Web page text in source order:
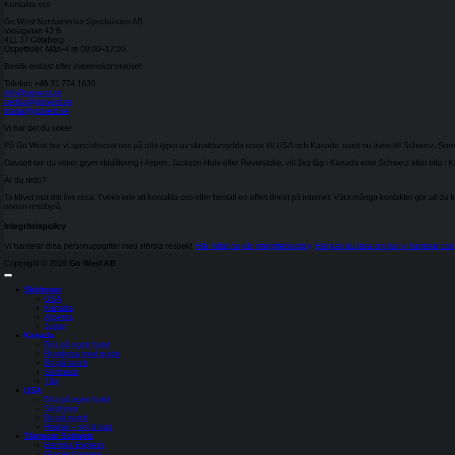
Kontakta oss
Go West Nordamerika Specialisten AB
Vasagatan 43 B
411 37 Göteborg
Öppettider: Mån–Fre 09:00–17:00.
Besök endast efter överenskommelse!
Telefon: +46 31 774 1630
info@gowest.se
cecilia@gowest.se
maria@gowest.se
Vi har det du söker
På Go West har vi specialiserat oss på alla typer av skräddarsydda resor till USA och Kanada, samt nu även till Schweiz.
Oavsett om du söker grym skidåkning i Aspen, Jackson Hole eller Revelstoke, vill åka tåg i Kanada eller Schweiz eller bila i
Är du redo?
Ta klivet mot ditt livs resa. Tveka inte att kontakta oss eller beställ en offert direkt på internet. Våra många kontakter gör att
annan resebyrå.
Integritetspolicy
Vi hanterar dina personuppgifter med största respekt. Här hittar du vår integritetspolicy. Här kan du läsa om hur vi hanterar
Copyright © 2026 Go West AB
Skidresor
USA
Kanada
Alperna
Japan
Kanada
Bila på egen hand
Rundresa med guide
Bo på ranch
Skidresor
Tåg
USA
Bila på egen hand
Skidresor
Bo på ranch
Hawaii – sol & bad
Tågresor Schweiz
Bernina Express